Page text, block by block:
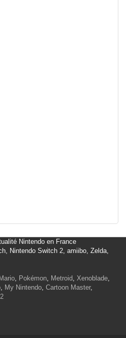
Nintendo en France
Nintendo Switch 2, amiibo, Zelda,
Mario, Pokémon, Metroid, Xenoblade,
, My Nintendo, Cartoon Master,